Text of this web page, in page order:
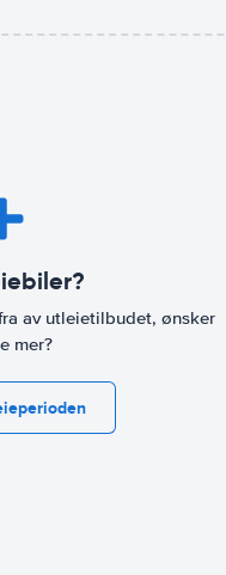
av utleietilbudet, ønsker
mer?